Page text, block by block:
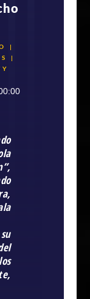
|
|
”,